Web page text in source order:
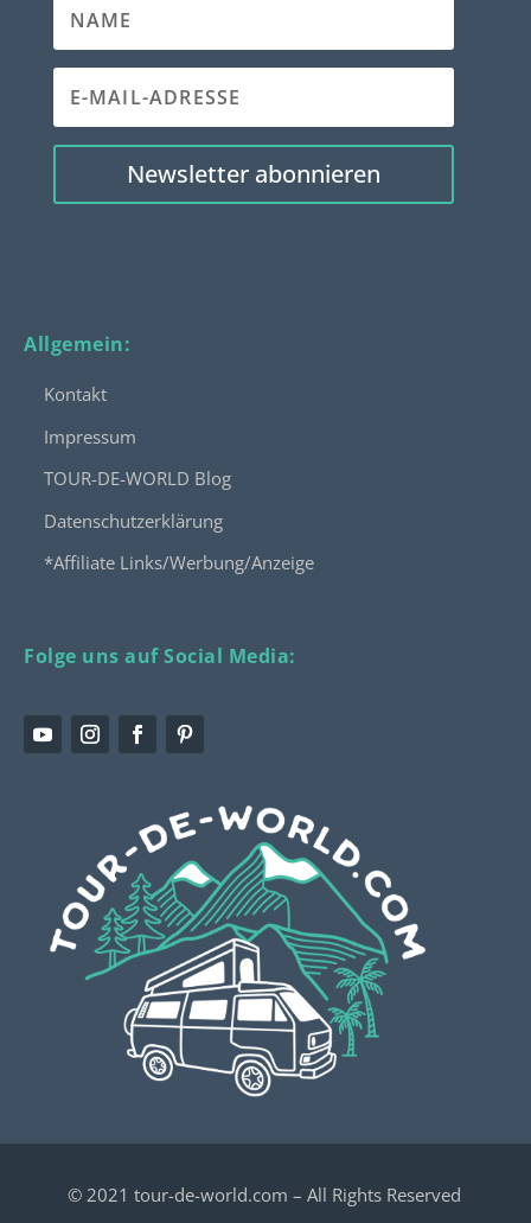
Newsletter abonnieren
Allgemein:
Kontakt
Impressum
TOUR-DE-WORLD Blog
Datenschutzerklärung
*Affiliate Links/Werbung/Anzeige
Folge uns auf Social Media:
© 2021 tour-de-world.com – All Rights Reserved